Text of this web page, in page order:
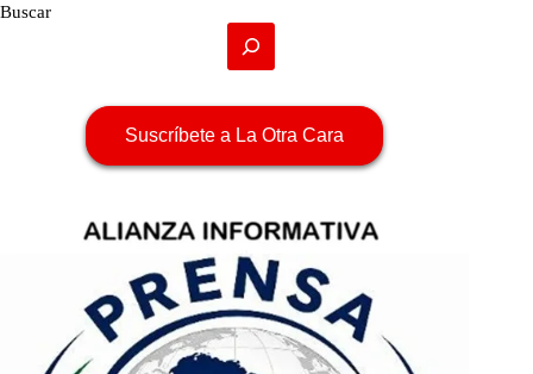
Buscar
Suscríbete a La Otra Cara